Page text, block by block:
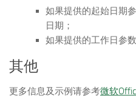
如果提供的起始日期
日期；
如果提供的工作日参
其他
更多信息及示例请参考微软